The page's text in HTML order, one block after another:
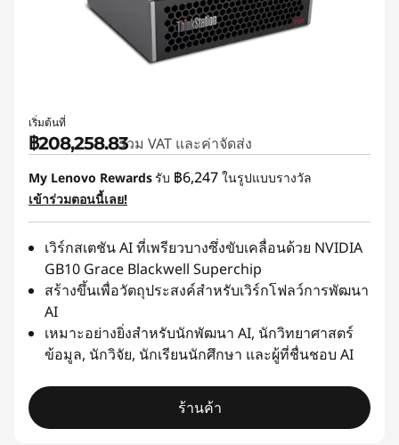
เริ่มต้นที่
฿208,258.83รวม VAT และค่าจัดส่ง
My Lenovo Rewardsรับ ฿6,247 ในรูปแบบรางวัล
เข้าร่วมตอนนี้เลย!
เวิร์กสเตชัน AI ที่เพรียวบางซึ่งขับเคลื่อนด้วย NVIDIA
GB10 Grace Blackwell Superchip
สร้างขึ้นเพื่อวัตถุประสงค์สำหรับเวิร์กโฟลว์การพัฒนา
AI
เหมาะอย่างยิ่งสำหรับนักพัฒนา AI, นักวิทยาศาสตร์
ข้อมูล, นักวิจัย, นักเรียนนักศึกษา และผู้ที่ชื่นชอบ AI
ร้านค้า